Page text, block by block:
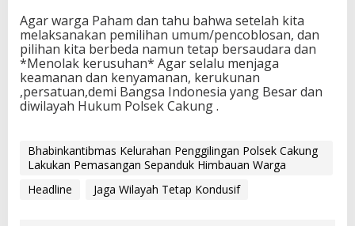
Agar warga Paham dan tahu bahwa setelah kita
melaksanakan pemilihan umum/pencoblosan, dan
pilihan kita berbeda namun tetap bersaudara dan
*Menolak kerusuhan* Agar selalu menjaga
keamanan dan kenyamanan, kerukunan
,persatuan,demi Bangsa Indonesia yang Besar dan
diwilayah Hukum Polsek Cakung .
Bhabinkantibmas Kelurahan Penggilingan Polsek Cakung
Lakukan Pemasangan Sepanduk Himbauan Warga
Headline
Jaga Wilayah Tetap Kondusif